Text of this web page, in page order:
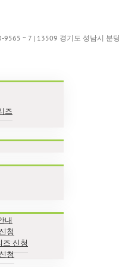
9565 ~ 7 | 13509 경기도 성남시 분
즈
내
청
즈 신청
청